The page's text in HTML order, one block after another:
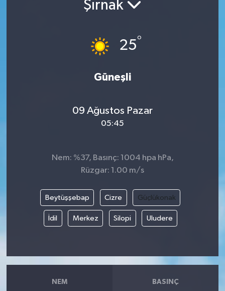
Şırnak
25°
Güneşli
09 Ağustos Pazar
05:45
Nem: %37, Basınç: 1004 hpa hPa,
Rüzgar: 1.00 m/s
Beytüşşebap Cizre Güçlükonak
İdil Merkez Silopi Uludere
NEM BASINÇ